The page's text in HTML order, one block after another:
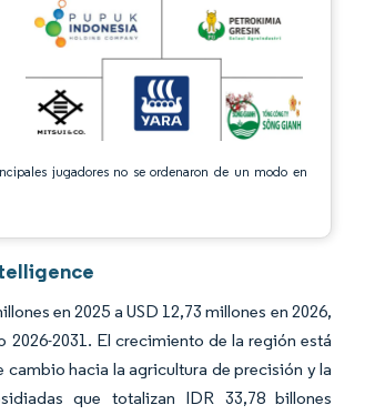
jugadores no se ordenaron de un modo en
en 2025 a USD 12,73 millones en 2026,
2026-2031. El crecimiento de la región está
hacia la agricultura de precisión y la
que totalizan IDR 33,78 billones